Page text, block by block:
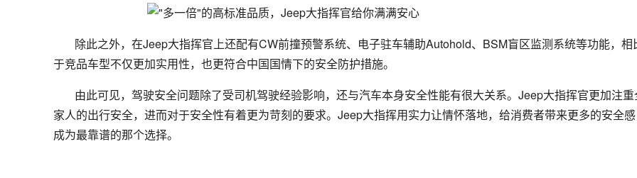
除此之外，在Jeep大指挥官上还配有CW前撞预警系统、电子驻车辅助Autohold、BSM盲区监测系统等功能，相
于竞品车型不仅更加实用性，也更符合中国国情下的安全防护措施。
由此可见，驾驶安全问题除了受司机驾驶经验影响，还与汽车本身安全性能有很大关系。Jeep大指挥官更加注
家人的出行安全，进而对于安全性有着更为苛刻的要求。Jeep大指挥用实力让情怀落地，给消费者带来更多的安全感
成为最靠谱的那个选择。